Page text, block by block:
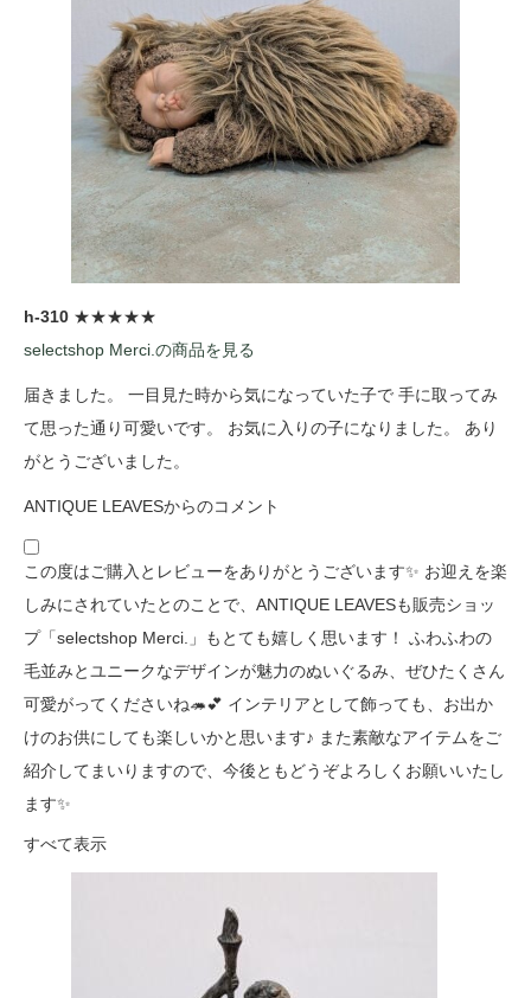
h-310 ★★★★★
selectshop Merci.の商品を見る
届きました。 一目見た時から気になっていた子で 手に取ってみ
て思った通り可愛いです。 お気に入りの子になりました。 あり
がとうございました。
ANTIQUE LEAVESからのコメント
この度はご購入とレビューをありがとうございます✨ お迎えを楽
しみにされていたとのことで、ANTIQUE LEAVESも販売ショッ
プ「selectshop Merci.」もとても嬉しく思います！ ふわふわの
毛並みとユニークなデザインが魅力のぬいぐるみ、ぜひたくさん
可愛がってくださいね🦔💕 インテリアとして飾っても、お出か
けのお供にしても楽しいかと思います♪ また素敵なアイテムをご
紹介してまいりますので、今後ともどうぞよろしくお願いいたし
ます✨
すべて表示